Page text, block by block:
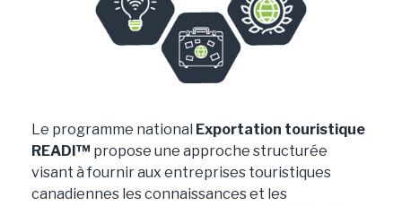
Le programme national Exportation touristique
READI™ propose une approche structurée
visant à fournir aux entreprises touristiques
canadiennes les connaissances et les